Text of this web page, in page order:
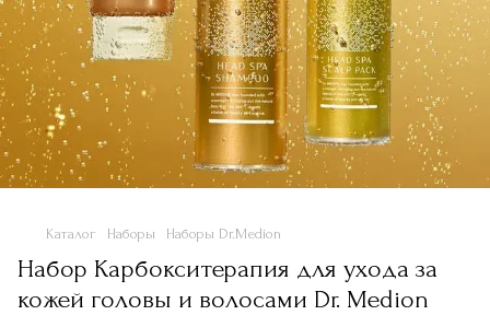
Каталог Наборы Наборы Dr.Medion
Набор Карбокситерапия для ухода за
кожей головы и волосами Dr. Medion